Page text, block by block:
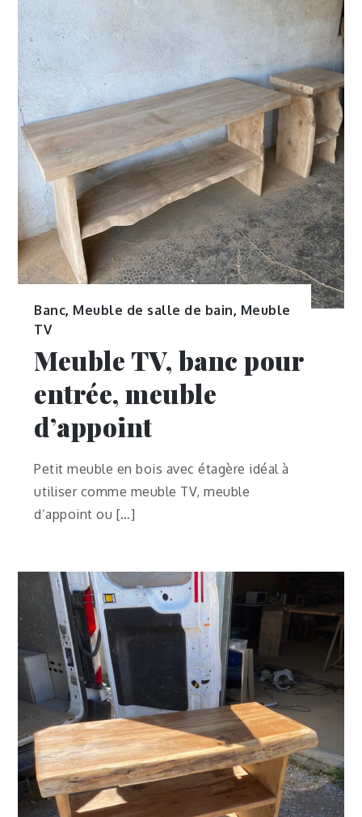
Banc, Meuble de salle de bain, Meuble
TV
Meuble TV, banc pour
entrée, meuble
d’appoint
Petit meuble en bois avec étagère idéal à
utiliser comme meuble TV, meuble
d’appoint ou […]